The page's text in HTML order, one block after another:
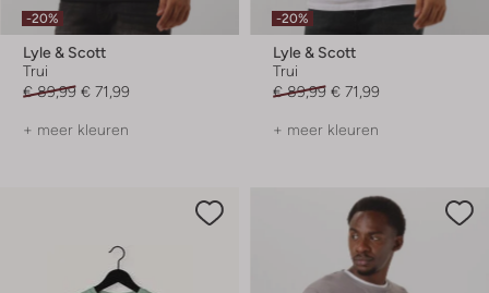
-20%
Lyle & Scott
Trui
€ 89,99 € 71,99
+ meer kleuren
-20%
Lyle & Scott
Trui
€ 89,99 € 71,99
+ meer kleuren